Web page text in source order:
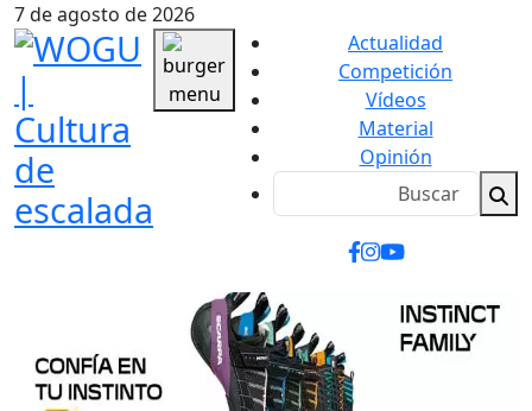
7 de agosto de 2026
Actualidad
Competición
Vídeos
Material
Opinión